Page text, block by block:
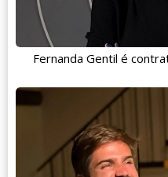
Fernanda Gentil é